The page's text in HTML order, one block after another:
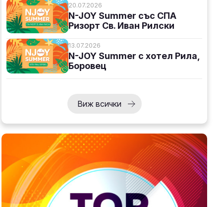
20.07.2026
N-JOY Summer със СПА
Ризорт Св. Иван Рилски
13.07.2026
N-JOY Summer с хотел Рила,
Боровец
Виж всички